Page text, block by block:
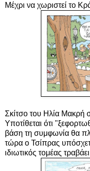
Μέχρι να χωριστεί το
Σκίτσο του Ηλία Μακρή
Υποτίθεται ότι
βάση τη συμφωνία θα
τώρα ο Τσίπρας
ιδιωτικός τομέας